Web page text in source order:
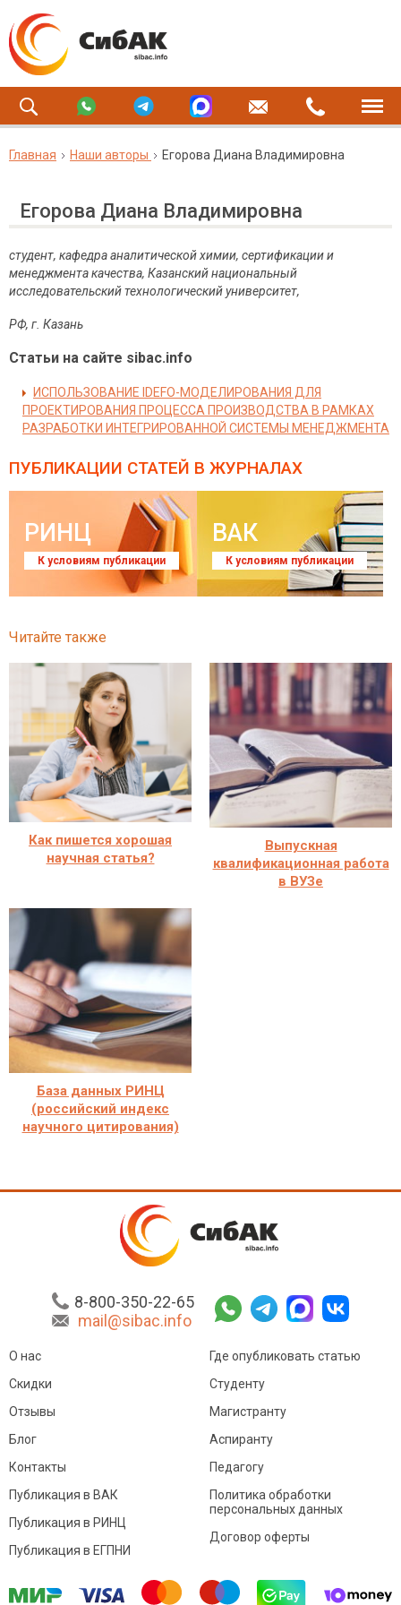
Главная Наши авторы Егорова Диана Владимировна
Егорова Диана Владимировна
студент, кафедра аналитической химии, сертификации и
менеджмента качества, Казанский национальный
исследовательский технологический университет,
РФ, г. Казань
Статьи на сайте sibac.info
ИСПОЛЬЗОВАНИЕ IDEFO-МОДЕЛИРОВАНИЯ ДЛЯ
ПРОЕКТИРОВАНИЯ ПРОЦЕССА ПРОИЗВОДСТВА В РАМКАХ
РАЗРАБОТКИ ИНТЕГРИРОВАННОЙ СИСТЕМЫ МЕНЕДЖМЕНТА
ПУБЛИКАЦИИ СТАТЕЙ В ЖУРНАЛАХ
РИНЦ
К условиям публикации
ВАК
К условиям публикации
Читайте также
Как пишется хорошая
научная статья?
Выпускная
квалификационная работа
в ВУЗе
База данных РИНЦ
(российский индекс
научного цитирования)
8-800-350-22-65
mail@sibac.info
О нас
Скидки
Отзывы
Блог
Контакты
Где опубликовать статью
Студенту
Магистранту
Аспиранту
Педагогу
Публикация в ВАК
Публикация в РИНЦ
Публикация в ЕГПНИ
Политика обработки
персональных данных
Договор оферты